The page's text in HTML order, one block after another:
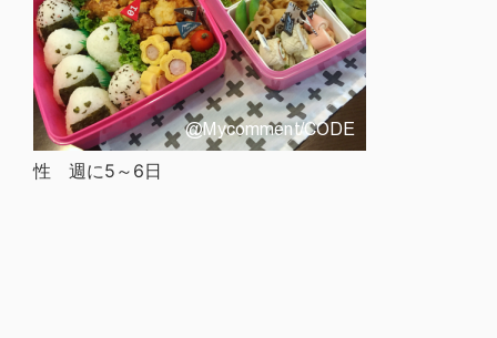
性 週に5～6日